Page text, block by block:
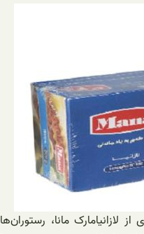
لازانیامارک مانا، رستوران‌ها